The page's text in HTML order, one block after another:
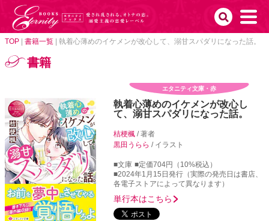
TOP 書籍一覧 執着心薄めのイケメンが改心して、溺甘スパダリになった話。
書籍
エタニティ文庫・赤
執着心薄めのイケメンが改心し
て、溺甘スパダリになった話。
桔梗楓/ 著者
黒田うらら / イラスト
■文庫 ■定価704円（10%税込）
■2024年1月15日発行（実際の発売日は書店、
各電子ストアによって異なります）
単行本はこちら